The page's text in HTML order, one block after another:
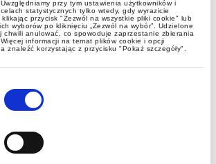
przy tym ustawienia użytkowników i
statystycznych tylko wtedy, gdy wyrazicie
przycisk "Zezwól na wszystkie pliki cookie" lub
wyborów po kliknięciu „Zezwól na wybór”. Udzielone
chwili anulować, co spowoduje zaprzestanie zbierania
informacji na temat plików cookie i opcji
znaleźć korzystając z przycisku "Pokaż szczegóły".
z rzędu!